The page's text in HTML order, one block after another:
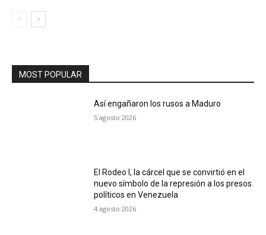
MOST POPULAR
Así engañaron los rusos a Maduro
5 agosto 2026
El Rodeo I, la cárcel que se convirtió en el
nuevo símbolo de la represión a los presos
políticos en Venezuela
4 agosto 2026